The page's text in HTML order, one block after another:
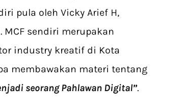
pula oleh Vicky Arief H,
MCF sendiri merupakan
industry kreatif di Kota
membawakan materi tentang
seorang Pahlawan Digital”.